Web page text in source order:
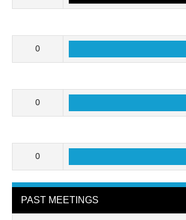
0
0
0
PAST MEETINGS